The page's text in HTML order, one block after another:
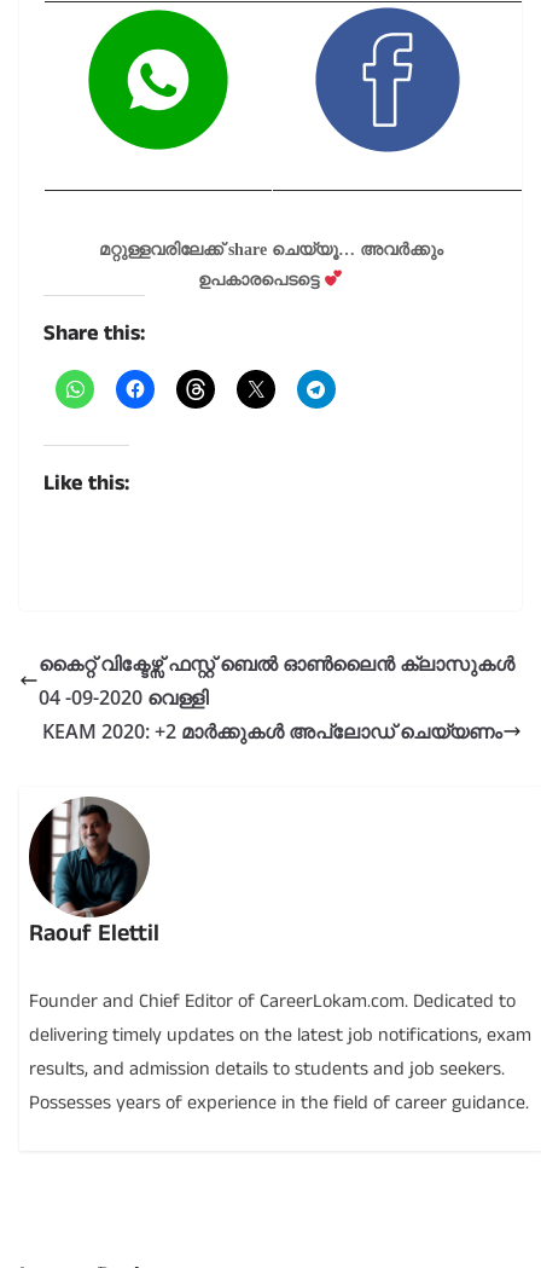
മറ്റുള്ളവരിലേക്ക് share ചെയ്യൂ… അവർക്കും
ഉപകാരപെടട്ടെ
Share this:
Like this:
കൈറ്റ് വിക്ടേഴ്സ് ഫസ്റ്റ് ബെൽ ഓൺലൈൻ ക്ലാസുകൾ
04 -09-2020 വെള്ളി
KEAM 2020: +2 മാർക്കുകൾ അപ്ലോഡ് ചെയ്യണം
Raouf Elettil
Founder and Chief Editor of CareerLokam.com. Dedicated to
delivering timely updates on the latest job notifications, exam
results, and admission details to students and job seekers.
Possesses years of experience in the field of career guidance.